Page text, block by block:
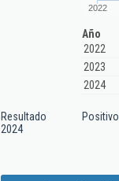
2022
Año
2022
2023
2024
Resultado
2024
Positivo